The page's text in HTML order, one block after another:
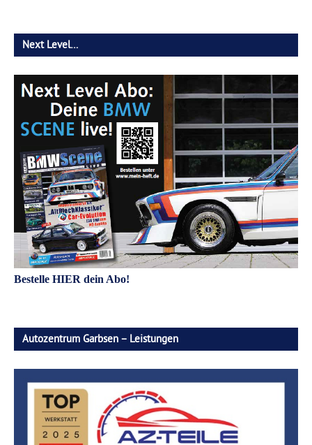
Next Level…
Bestelle HIER dein Abo!
Autozentrum Garbsen – Leistungen